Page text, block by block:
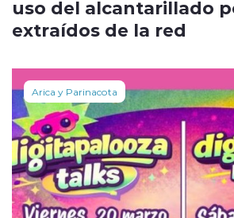
uso del alcantarillado
extraídos de la red
Arica y Parinacota